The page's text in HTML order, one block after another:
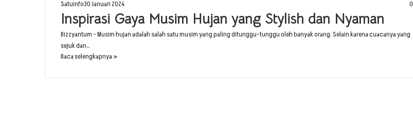
Satuinfo30 Januari 2024 0
Inspirasi Gaya Musim Hujan yang Stylish dan Nyaman
Bizzyantum – Musim hujan adalah salah satu musim yang paling ditunggu-tunggu oleh banyak orang. Selain karena cuacanya yang
sejuk dan…
Baca selengkapnya »